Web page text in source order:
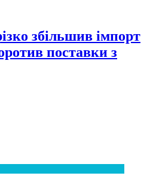
збільшив імпорт
поставки з